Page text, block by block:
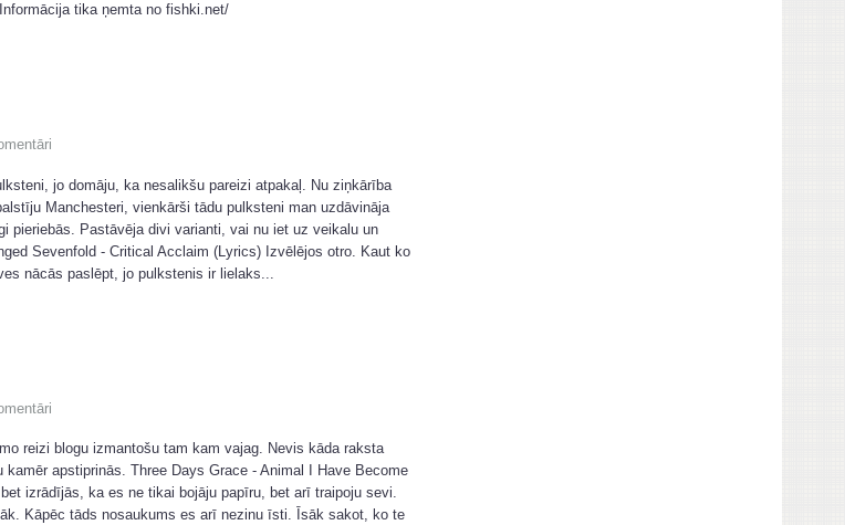
tika ņemta no fishki.net/
jo domāju, ka nesalikšu pareizi atpakaļ. Nu ziņkārība
Manchesteri, vienkārši tādu pulksteni man uzdāvināja
pieriebās. Pastāvēja divi varianti, vai nu iet uz veikalu un
Sevenfold - Critical Acclaim (Lyrics) Izvēlējos otro. Kaut ko
nācās paslēpt, jo pulkstenis ir lielaks...
reizi blogu izmantošu tam kam vajag. Nevis kāda raksta
apstiprinās. Three Days Grace - Animal I Have Become
izrādījās, ka es ne tikai bojāju papīru, bet arī traipoju sevi.
Kāpēc tāds nosaukums es arī nezinu īsti. Īsāk sakot, ko te